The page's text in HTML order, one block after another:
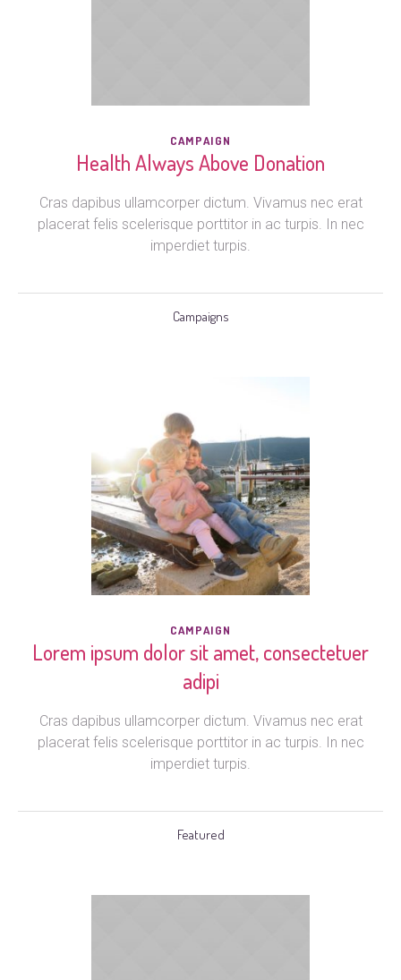
CAMPAIGN
Health Always Above Donation
Cras dapibus ullamcorper dictum. Vivamus nec erat
placerat felis scelerisque porttitor in ac turpis. In nec
imperdiet turpis.
Campaigns
CAMPAIGN
Lorem ipsum dolor sit amet, consectetuer
adipi
Cras dapibus ullamcorper dictum. Vivamus nec erat
placerat felis scelerisque porttitor in ac turpis. In nec
imperdiet turpis.
Featured